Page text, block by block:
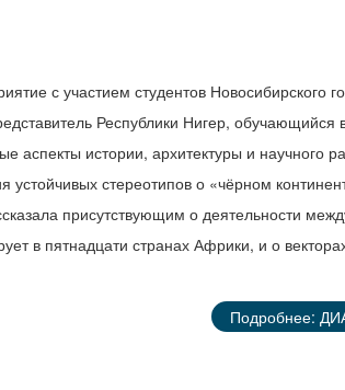
с участием студентов Новосибирского
Республики Нигер,
аспекты истории, архитектуры и научного
устойчивых стереотипов о «чёрном
присутствующим о деятельности
в пятнадцати странах Африки, и о
Подробнее: